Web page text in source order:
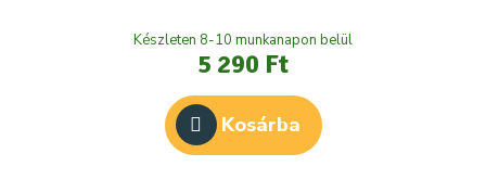
Készleten 8-10 munkanapon belül
5 290 Ft
Kosárba